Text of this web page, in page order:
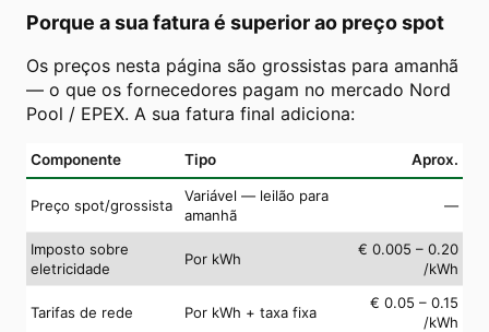
Porque a sua fatura é superior ao preço spot
Os preços nesta página são grossistas para amanhã
— o que os fornecedores pagam no mercado Nord
Pool / EPEX. A sua fatura final adiciona:
Componente Tipo Aprox.
Preço spot/grossista
Variável — leilão para
amanhã
—
Imposto sobre
eletricidade
Por kWh
€ 0.005 – 0.20
/kWh
Tarifas de rede Por kWh + taxa fixa
€ 0.05 – 0.15
/kWh